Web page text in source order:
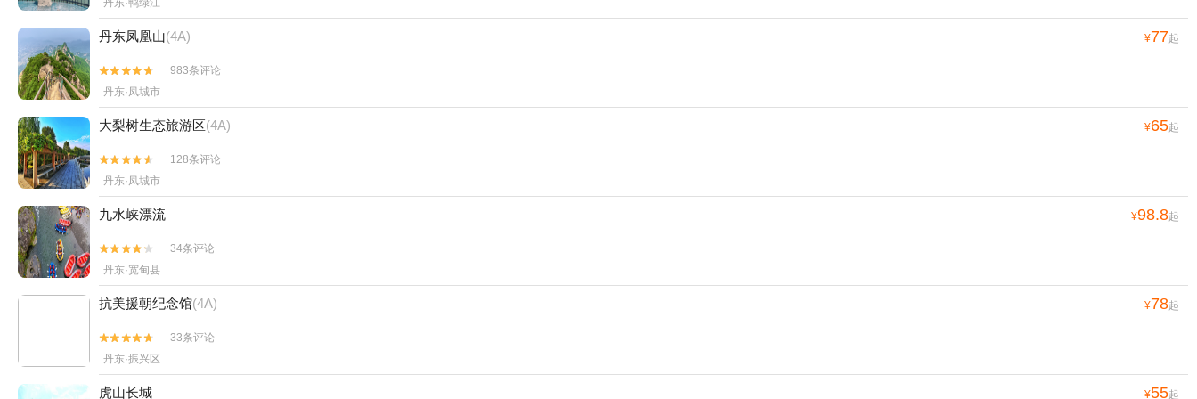
丹东·鸭绿江
丹东凤凰山(4A) ¥77起


983条评论
丹东·凤城市
大梨树生态旅游区(4A) ¥65起


128条评论
丹东·凤城市
九水峡漂流 ¥98.8起


34条评论
丹东·宽甸县
抗美援朝纪念馆(4A) ¥78起


33条评论
丹东·振兴区
虎山长城 ¥55起